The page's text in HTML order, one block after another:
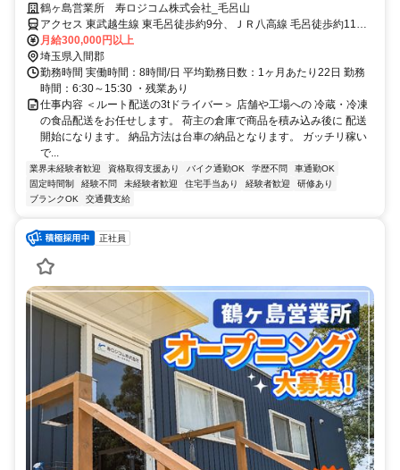
り！ブランク歓迎／早朝スタート◎中高年活躍中！＜営業所OPEN！オ
ープニング募集！＞
鶴ヶ島営業所 寿ロジコム株式会社_毛呂山
アクセス 東武越生線 東毛呂徒歩約9分、ＪＲ八高線 毛呂徒歩約11
分、東武越生線 武州長瀬出入口1徒歩約12分 「東毛呂駅」「毛呂
駅」「川角駅」などからもアクセス良好◎ 事務所/埼玉県鶴ヶ島市高
倉1250-6
月給300,000円以上
埼玉県入間郡
勤務時間 実働時間：8時間/日 平均勤務日数：1ヶ月あたり22日 勤務
時間：6:30～15:30 ・残業あり
仕事内容 ＜ルート配送の3tドライバー＞ 店舗や工場への 冷蔵・冷凍
の食品配送をお任せします。 荷主の倉庫で商品を積み込み後に 配送
開始になります。 納品方法は台車の納品となります。 ガッチリ稼い
で...
業界未経験者歓迎 資格取得支援あり バイク通勤OK 学歴不問
車通勤OK
固定時間制
経験不問 未経験者歓迎 住宅手当あり 経験者歓迎
研修あり
ブランクOK
交通費支給
正社員